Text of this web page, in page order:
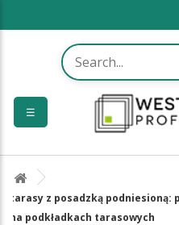
tarasy z posadzką podniesioną:
na podkładkach tarasowych
☰